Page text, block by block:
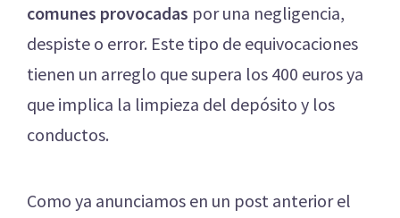
comunes provocadas por una negligencia,
despiste o error. Este tipo de equivocaciones
tienen un arreglo que supera los 400 euros ya
que implica la limpieza del depósito y los
conductos.
Como ya anunciamos en un post anterior el